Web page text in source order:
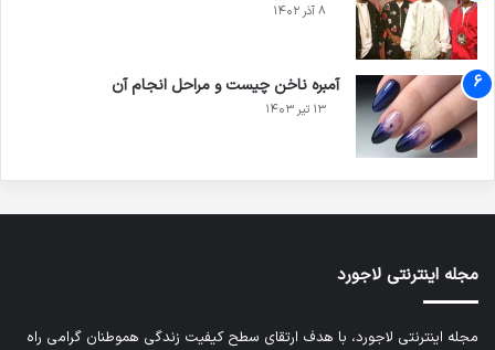
۸ آذر ۱۴۰۲
آمبره ناخن چیست و مراحل انجام آن
۱۳ تیر ۱۴۰۳
مجله اینترنتی لاجورد
مجله اینترنتی لاجورد، با هدف ارتقای سطح کیفیت زندگی هموطنان گرامی راه